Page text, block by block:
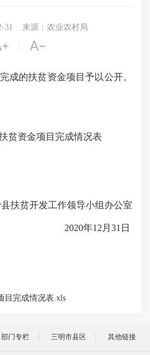
31 来源：农业农村局

的扶贫资金项目予以公开。
资金项目完成情况表
工作领导小组办公室
年12月31日
目完成情况表.xls
部门专栏 三明市县区 其他链接